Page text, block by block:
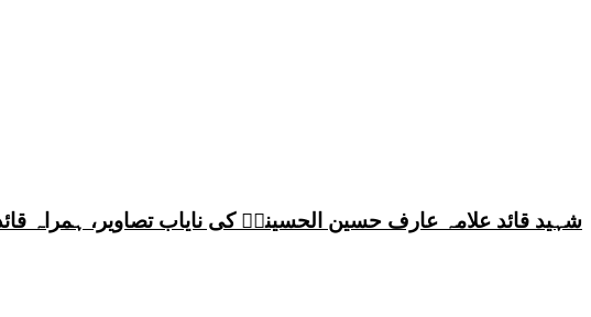
شہید قائد علامہ عارف حسین الحسینیؒ کی نایاب تصاویر، ہمراہ